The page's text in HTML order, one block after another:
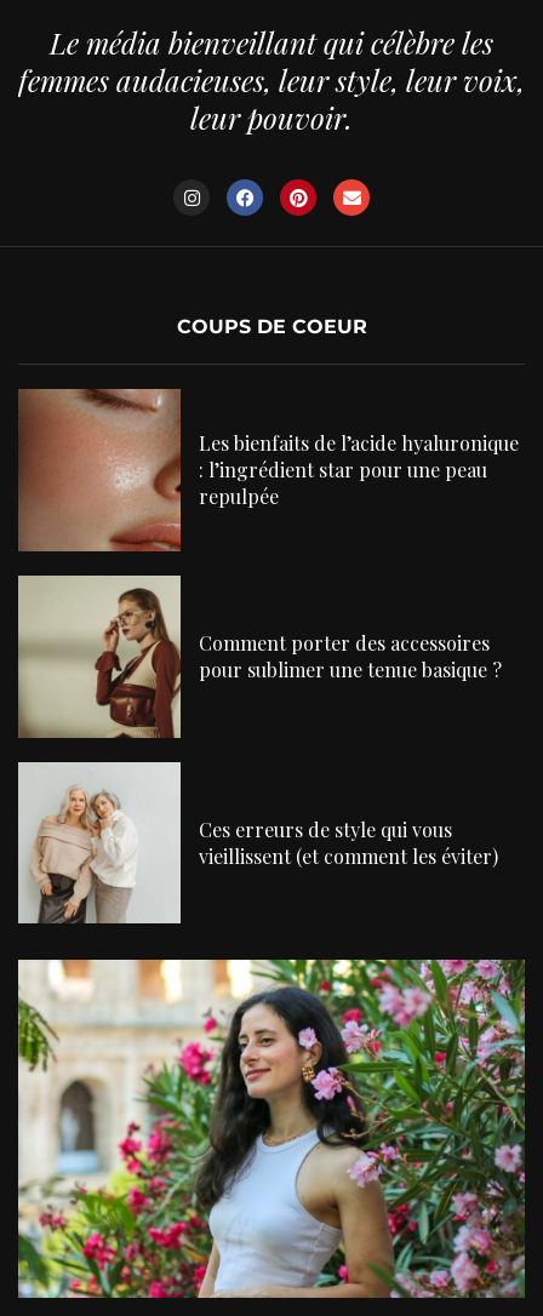
Le média bienveillant qui célèbre les
femmes audacieuses, leur style, leur voix,
leur pouvoir.
COUPS DE COEUR
Les bienfaits de l’acide hyaluronique
: l’ingrédient star pour une peau
repulpée
Comment porter des accessoires
pour sublimer une tenue basique ?
Ces erreurs de style qui vous
vieillissent (et comment les éviter)